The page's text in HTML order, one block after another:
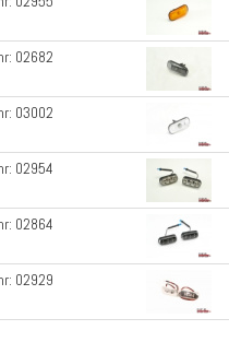
02682
03002
02954
02864
02929